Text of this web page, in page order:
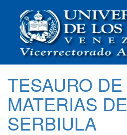
TESAURO DE
MATERIAS DE
SERBIULA